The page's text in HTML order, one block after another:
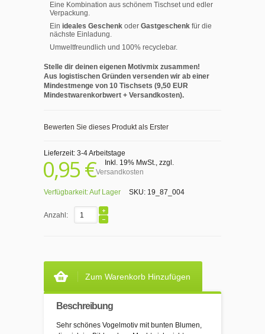
Eine Kombination aus schönem Tischset und edler
Verpackung.
Ein ideales Geschenk oder Gastgeschenk für die
nächste Einladung.
Umweltfreundlich und 100% recyclebar.
Stelle dir deinen eigenen Motivmix zusammen!
Aus logistischen Gründen versenden wir ab einer
Mindestmenge von 10 Tischsets (9,50 EUR
Mindestwarenkorbwert + Versandkosten).
Bewerten Sie dieses Produkt als Erster
Lieferzeit: 3-4 Arbeitstage
0,95 € Inkl. 19% MwSt., zzgl.
Versandkosten
Verfügbarkeit:Auf Lager SKU: 19_87_004
Anzahl:
Zum Warenkorb Hinzufügen
Beschreibung
Sehr schönes Vogelmotiv mit bunten Blumen,